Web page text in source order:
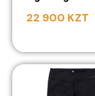
22 900 KZT